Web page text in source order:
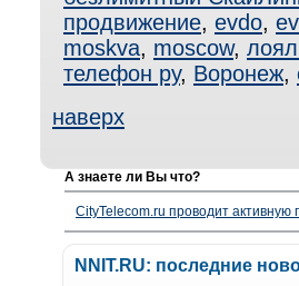
продвижение, evdo,
moskva, moscow,
телефон ру, Воронеж,
наверх
А знаете ли Вы что?
CityTelecom.ru проводит активную
NNIT.RU: последние